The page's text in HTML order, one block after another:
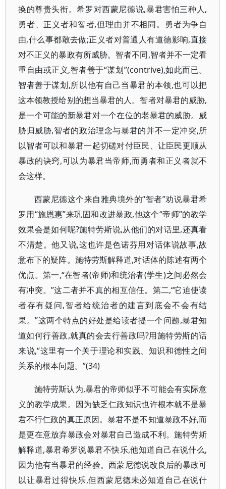
换的尊贵头衔。希罗对西蒙尼德说,暴君害怕三种人,
勇者、正义者和智者,但理由并不相同。勇者为争自
由,什么事都敢去做;正义者对普通人有道德影响,直接
对不正义的暴政有所威胁。智者不同,智者并不一定看
重自由或正义,智者善于“谋划”(contrive),如此而已。
智者善于谋划,所以他有自己当暴君的本领,也可以把
这本领教授给别的想当暴君的人。智者对暴君的威胁,
是一个可能的新暴君对一个在位的老暴君的威胁。威
胁归威胁,智者的政治理念与暴君的并不一定冲突,所
以智者可以和暴君一起切磋对付臣民、让臣民更顺从
暴政的诀窍,可以为暴君当帝师,而勇者和正义者就不
会这样。
西蒙尼德这个来自雅典境外的“智者”劝说暴君希
罗用“施恩惠”来巩固和改进暴政,他这个“帝师”的教学
效果会是如何呢?施特劳斯说,从他们的对话里,还真看
不清楚。他又说,这也许是色诺芬用对话体说故事,故
意布下的疑阵。施特劳斯解释道,对话体的陈述有两个
优点。第一,“在智者(帝师)和统治者(学生)之间必然会
有冲突。”这二者并不真的相互信任。第二,“它迫使读
者存有疑问,智者给统治者的建言到底会不会有结
果。”这两个特点的好处是给读者提一个问题,暴君知
道如何行善政,就真的会去行善政吗?用施特劳斯的话
来说,“这里有一个关于理论和实践、知识和德性之间
关系的根本问题。”(34)
施特劳斯认为,暴君的帝师似乎不可能会有实际意
义的教学成果。因为缺乏仁政知识也许根本就不是暴
君不行仁政的真正原因。暴君不是不知道暴政不好,而
是更在意放弃暴政会对暴君自己造成不利。施特劳斯
解释道,暴君希罗说暴君不快乐,他知道自己在说什么,
因为他有当暴君的经验。西蒙尼德说改良后的暴政可
以让暴君过得快乐,但西蒙尼德未必知道自己在说什